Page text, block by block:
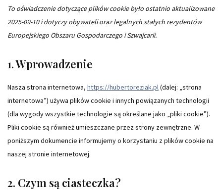
To oświadczenie dotyczące plików cookie było ostatnio aktualizowane
2025-09-10 i dotyczy obywateli oraz legalnych stałych rezydentów
Europejskiego Obszaru Gospodarczego i Szwajcarii.
1. Wprowadzenie
Nasza strona internetowa, https://hubertoreziak.pl(dalej: „strona
internetowa”) używa plików cookie i innych powiązanych technologii
(dla wygody wszystkie technologie są określane jako „pliki cookie”).
Pliki cookie są również umieszczane przez strony zewnętrzne. W
poniższym dokumencie informujemy o korzystaniu z plików cookie na
naszej stronie internetowej.
2. Czym są ciasteczka?